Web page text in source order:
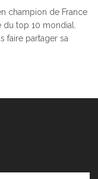
champion de France
top 10 mondial.
faire partager sa